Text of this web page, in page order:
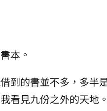
本。
到的書並不多，多半
看見九份之外的天地。